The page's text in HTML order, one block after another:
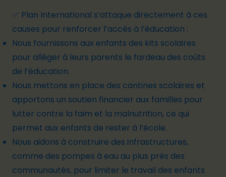
✅ Plan International s’attaque directement à ces
causes pour renforcer l’accès à l’éducation :
Nous fournissons aux enfants des kits scolaires
pour alléger à leurs parents le fardeau des coûts
de l’éducation.
Nous mettons en place des cantines scolaires et
apportons un soutien financier aux familles pour
lutter contre la faim et la malnutrition, ce qui
permet aux enfants de rester à l’école.
Nous aidons à construire des infrastructures,
comme des pompes à eau au plus près des
communautés, pour limiter le travail des enfants